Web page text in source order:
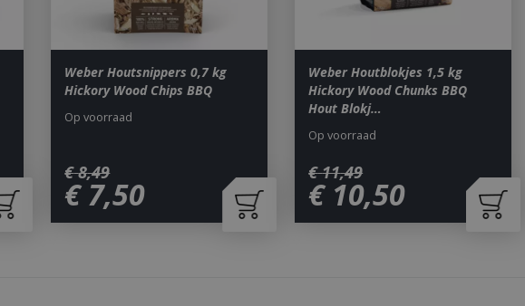
Weber Houtsnippers 0,7 kg
Hickory Wood Chips BBQ
€ 8,49
€ 7,50
Op voorraad
Weber Houtblokjes 1,5 kg
Hickory Wood Chunks BBQ
Hout Blokj…
€ 11,49
€ 10,50
Op voorraad
cookie name is asssociated with Google
This cookie is used to distinguish unique
by assigning a randomly generated
as a client identifier. It is included in
session and campaign data for the sites
cookie name is asssociated with Google
Analytics. This appears to be a new
and as of Spring 2017 no information is
from Google. It appears to store and